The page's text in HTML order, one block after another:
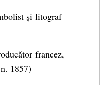
și litograf
francez,
1857)